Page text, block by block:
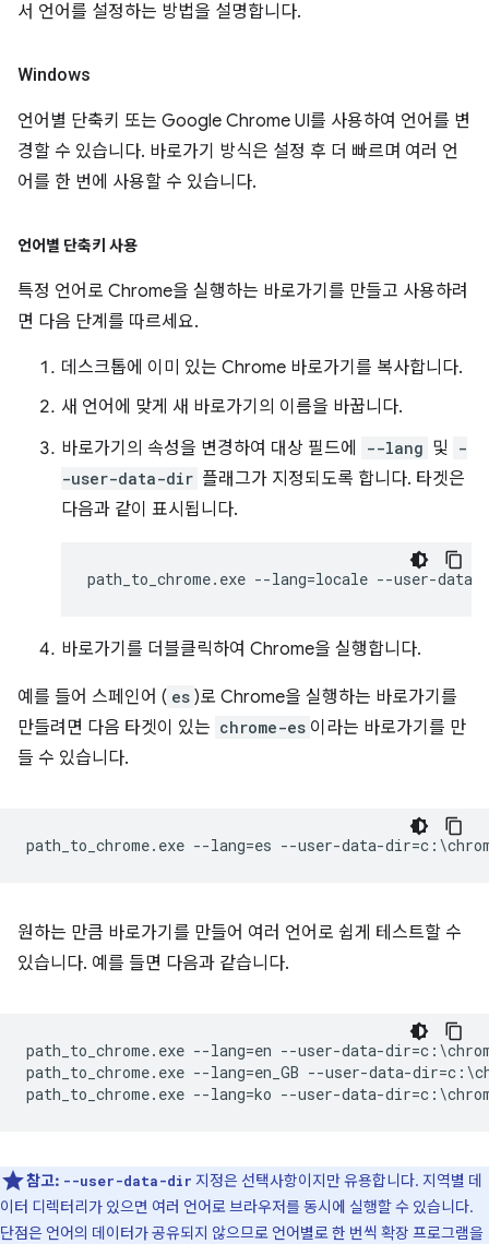
서 언어를 설정하는 방법을 설명합니다.
Windows
언어별 단축키 또는 Google Chrome UI를 사용하여 언어를 변
경할 수 있습니다. 바로가기 방식은 설정 후 더 빠르며 여러 언
어를 한 번에 사용할 수 있습니다.
언어별 단축키 사용
특정 언어로 Chrome을 실행하는 바로가기를 만들고 사용하려
면 다음 단계를 따르세요.
데스크톱에 이미 있는 Chrome 바로가기를 복사합니다.
새 언어에 맞게 새 바로가기의 이름을 바꿉니다.
바로가기의 속성을 변경하여 대상 필드에
--lang 및 -
-user-data-dir 플래그가 지정되도록 합니다. 타겟은
다음과 같이 표시됩니다.
바로가기를 더블클릭하여 Chrome을 실행합니다.
예를 들어 스페인어 ( es )로 Chrome을 실행하는 바로가기를
만들려면 다음 타겟이 있는 chrome-es 이라는 바로가기를 만
들 수 있습니다.
원하는 만큼 바로가기를 만들어 여러 언어로 쉽게 테스트할 수
있습니다. 예를 들면 다음과 같습니다.
path_to_chrome.exe --lang=en --user-data-
path_to_chrome.exe --lang=en_GB --user-data-
참고: --user-data-dir 지정은 선택사항이지만 유용합니다. 지역별 데
이터 디렉터리가 있으면 여러 언어로 브라우저를 동시에 실행할 수 있습니다.
단점은 언어의 데이터가 공유되지 않으므로 언어별로 한 번씩 확장 프로그램을